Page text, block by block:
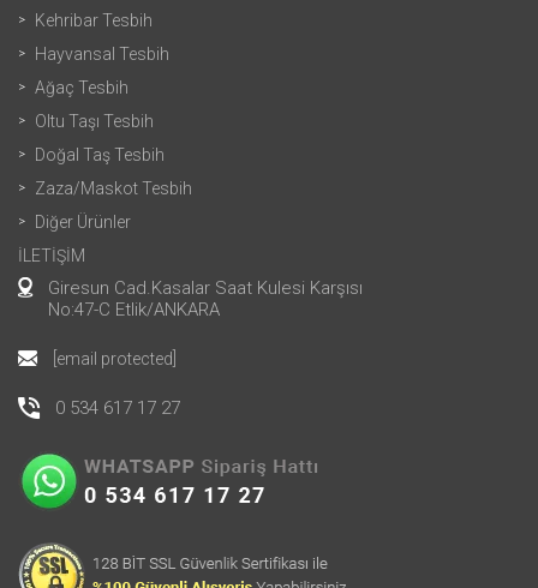
Kehribar Tesbih
Hayvansal Tesbih
Ağaç Tesbih
Oltu Taşı Tesbih
Doğal Taş Tesbih
Zaza/Maskot Tesbih
Diğer Ürünler
İLETİŞİM
Giresun Cad.Kasalar Saat Kulesi Karşısı
No:47-C Etlik/ANKARA
[email protected]
0 534 617 17 27